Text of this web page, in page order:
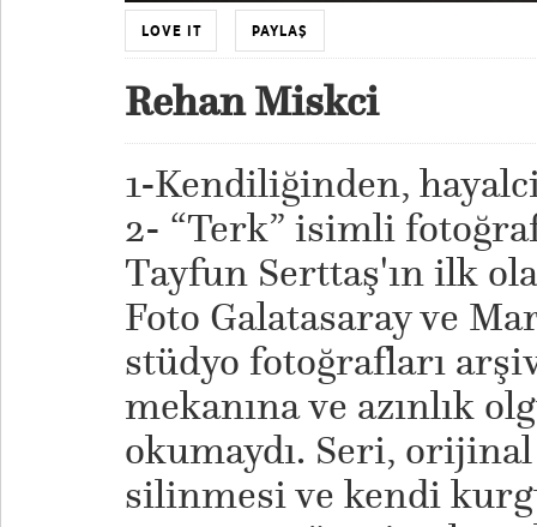
LOVE IT PAYLAŞ
Rehan Miskci
1-Kendiliğinden,
2- “Terk” isimli
Tayfun Serttaş'ın ilk
Foto Galatasaray ve
stüdyo fotoğrafları
mekanına ve azınlık
okumaydı. Seri,
silinmesi ve kendi